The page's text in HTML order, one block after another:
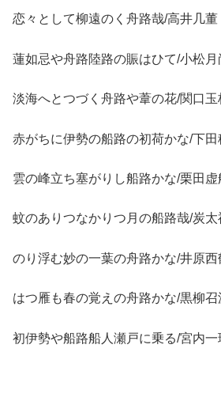
恋々として柳遠のく舟路哉/高井几董
蓮如忌や舟路陸路の賑はひて/小松月
淡海へとつづく舟路や葦の花/関口玉
赤がちに伊勢の船路の初荷かな/下田
雲の峰立ち塞がりし船路かな/栗田虚
蚊のありつなかりつ月の船路哉/炭太
のり浮む妙の一葉の舟路かな/井原西
はつ雁も春の覚えの舟路かな/黒柳召
初伊勢や船路船人瀬戸に乗る/宮内一